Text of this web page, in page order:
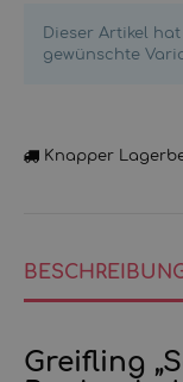
Dieser Artikel
gewünschte
Knapper
Greifling